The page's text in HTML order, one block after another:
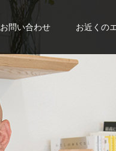
お問い合わせ お近くの